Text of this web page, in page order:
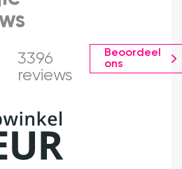
3396
reviews
Beoordeel
ons